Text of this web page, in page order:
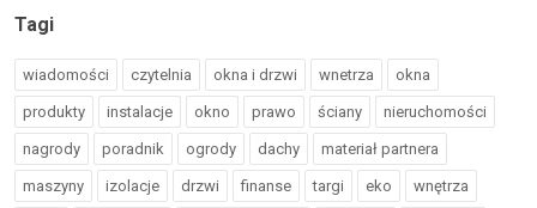
Tagi
wiadomości czytelnia okna i drzwi wnetrza okna
produkty instalacje okno prawo ściany nieruchomości
nagrody poradnik ogrody dachy materiał partnera
maszyny izolacje drzwi finanse targi eko wnętrza